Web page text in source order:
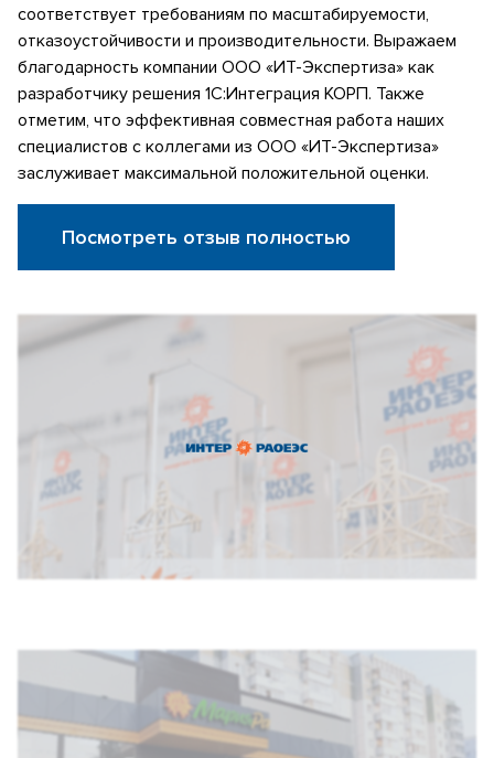
соответствует требованиям по масштабируемости,
отказоустойчивости и производительности. Выражаем
благодарность компании ООО «ИТ-Экспертиза» как
разработчику решения 1С:Интеграция КОРП. Также
отметим, что эффективная совместная работа наших
специалистов с коллегами из ООО «ИТ-Экспертиза»
заслуживает максимальной положительной оценки.
Посмотреть отзыв полностью